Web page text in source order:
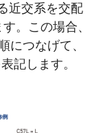
近交系を交配
。この場合、
につなげて、
記します。